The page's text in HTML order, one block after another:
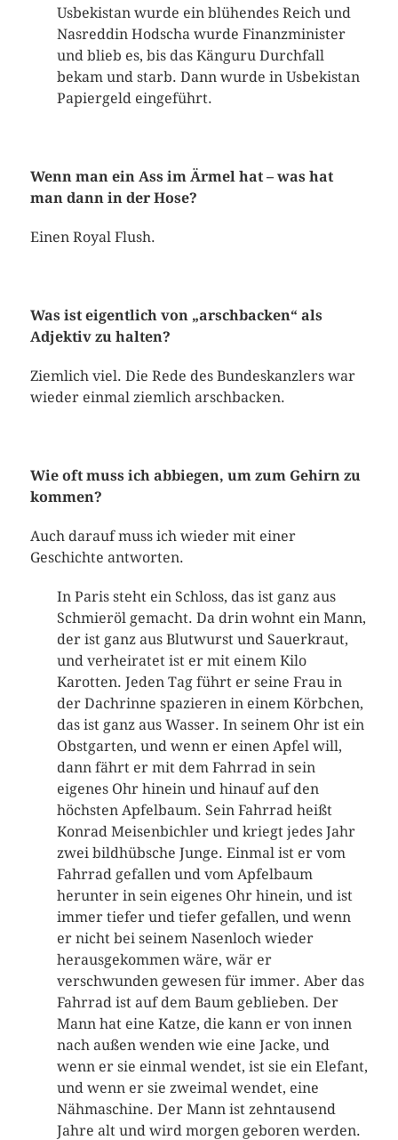
Usbekistan wurde ein blühendes Reich und
Nasreddin Hodscha wurde Finanzminister
und blieb es, bis das Känguru Durchfall
bekam und starb. Dann wurde in Usbekistan
Papiergeld eingeführt.
Wenn man ein Ass im Ärmel hat – was hat
man dann in der Hose?
Einen Royal Flush.
Was ist eigentlich von „arschbacken“ als
Adjektiv zu halten?
Ziemlich viel. Die Rede des Bundeskanzlers war
wieder einmal ziemlich arschbacken.
Wie oft muss ich abbiegen, um zum Gehirn zu
kommen?
Auch darauf muss ich wieder mit einer
Geschichte antworten.
In Paris steht ein Schloss, das ist ganz aus
Schmieröl gemacht. Da drin wohnt ein Mann,
der ist ganz aus Blutwurst und Sauerkraut,
und verheiratet ist er mit einem Kilo
Karotten. Jeden Tag führt er seine Frau in
der Dachrinne spazieren in einem Körbchen,
das ist ganz aus Wasser. In seinem Ohr ist ein
Obstgarten, und wenn er einen Apfel will,
dann fährt er mit dem Fahrrad in sein
eigenes Ohr hinein und hinauf auf den
höchsten Apfelbaum. Sein Fahrrad heißt
Konrad Meisenbichler und kriegt jedes Jahr
zwei bildhübsche Junge. Einmal ist er vom
Fahrrad gefallen und vom Apfelbaum
herunter in sein eigenes Ohr hinein, und ist
immer tiefer und tiefer gefallen, und wenn
er nicht bei seinem Nasenloch wieder
herausgekommen wäre, wär er
verschwunden gewesen für immer. Aber das
Fahrrad ist auf dem Baum geblieben. Der
Mann hat eine Katze, die kann er von innen
nach außen wenden wie eine Jacke, und
wenn er sie einmal wendet, ist sie ein Elefant,
und wenn er sie zweimal wendet, eine
Nähmaschine. Der Mann ist zehntausend
Jahre alt und wird morgen geboren werden.